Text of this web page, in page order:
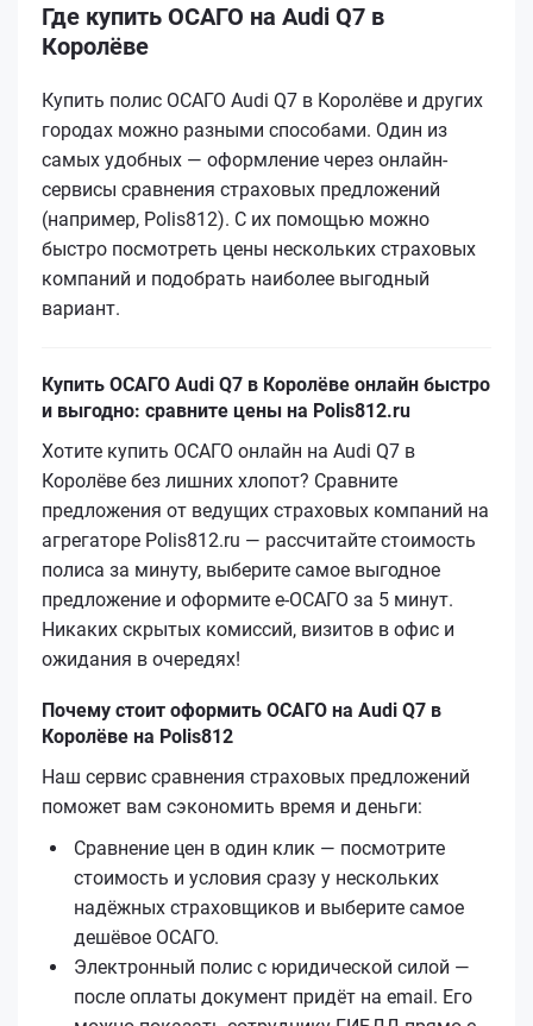
Где купить ОСАГО на Audi Q7 в
Королёве
Купить полис ОСАГО Audi Q7 в Королёве и других
городах можно разными способами. Один из
самых удобных — оформление через онлайн-
сервисы сравнения страховых предложений
(например, Polis812). С их помощью можно
быстро посмотреть цены нескольких страховых
компаний и подобрать наиболее выгодный
вариант.
Купить ОСАГО Audi Q7 в Королёве онлайн быстро
и выгодно: сравните цены на Polis812.ru
Хотите купить ОСАГО онлайн на Audi Q7 в
Королёве без лишних хлопот? Сравните
предложения от ведущих страховых компаний на
агрегаторе Polis812.ru — рассчитайте стоимость
полиса за минуту, выберите самое выгодное
предложение и оформите е‑ОСАГО за 5 минут.
Никаких скрытых комиссий, визитов в офис и
ожидания в очередях!
Почему стоит оформить ОСАГО на Audi Q7 в
Королёве на Polis812
Наш сервис сравнения страховых предложений
поможет вам сэкономить время и деньги:
Сравнение цен в один клик — посмотрите
стоимость и условия сразу у нескольких
надёжных страховщиков и выберите самое
дешёвое ОСАГО.
Электронный полис с юридической силой —
после оплаты документ придёт на email. Его